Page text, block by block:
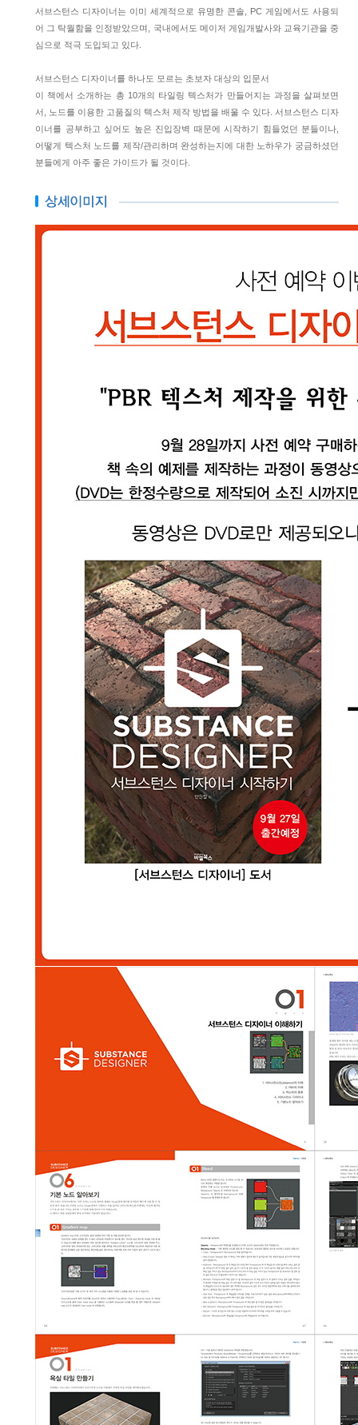
서브스턴스 디자이너는 이미 세계적으로 유명한 콘솔, PC 게임에서도 사용되
어 그 탁월함을 인정받았으며, 국내에서도 메이저 게임개발사와 교육기관을 중
심으로 적극 도입되고 있다.
서브스턴스 디자이너를 하나도 모르는 초보자 대상의 입문서
이 책에서 소개하는 총 10개의 타일링 텍스처가 만들어지는 과정을 살펴보면
서, 노드를 이용한 고품질의 텍스처 제작 방법을 배울 수 있다. 서브스턴스 디자
이너를 공부하고 싶어도 높은 진입장벽 때문에 시작하기 힘들었던 분들이나,
어떻게 텍스처 노드를 제작/관리하며 완성하는지에 대한 노하우가 궁금하셨던
분들에게 아주 좋은 가이드가 될 것이다.